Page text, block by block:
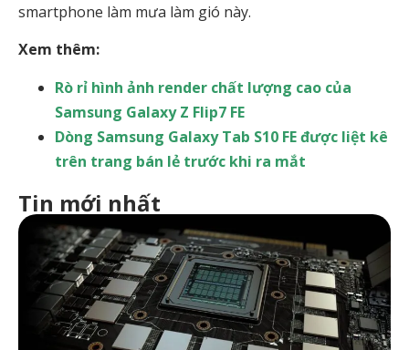
smartphone làm mưa làm gió này.
Xem thêm:
Rò rỉ hình ảnh render chất lượng cao của
Samsung Galaxy Z Flip7 FE
Dòng Samsung Galaxy Tab S10 FE được liệt kê
trên trang bán lẻ trước khi ra mắt
Tin mới nhất